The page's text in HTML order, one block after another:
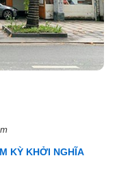
KỲ KHỞI NGHĨA